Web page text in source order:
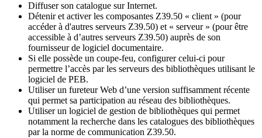
Diffuser son catalogue sur Internet.
Détenir et activer les composantes Z39.50 « client » (pour
accéder à d'autres serveurs Z39.50) et « serveur » (pour être
accessible à d’autres serveurs Z39.50) auprès de son
fournisseur de logiciel documentaire.
Si elle possède un coupe-feu, configurer celui-ci pour
permettre l’accès par les serveurs des bibliothèques utilisant le
logiciel de PEB.
Utiliser un fureteur Web d’une version suffisamment récente
qui permet sa participation au réseau des bibliothèques.
Utiliser un logiciel de gestion de bibliothèques qui permet
notamment la recherche dans les catalogues des bibliothèques
par la norme de communication Z39.50.